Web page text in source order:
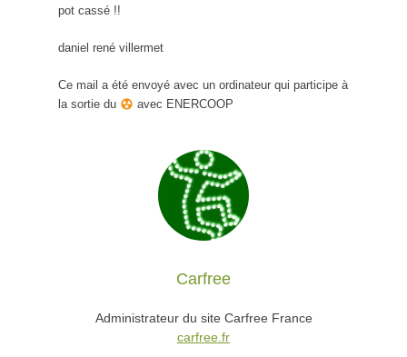
pot cassé !!
daniel rené villermet
Ce mail a été envoyé avec un ordinateur qui participe à
la sortie du
avec ENERCOOP
Carfree
Administrateur du site Carfree France
carfree.fr